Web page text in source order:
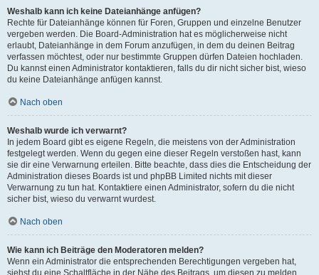
Weshalb kann ich keine Dateianhänge anfügen?
Rechte für Dateianhänge können für Foren, Gruppen und einzelne Benutzer
vergeben werden. Die Board-Administration hat es möglicherweise nicht
erlaubt, Dateianhänge in dem Forum anzufügen, in dem du deinen Beitrag
verfassen möchtest, oder nur bestimmte Gruppen dürfen Dateien hochladen.
Du kannst einen Administrator kontaktieren, falls du dir nicht sicher bist, wieso
du keine Dateianhänge anfügen kannst.
Nach oben
Weshalb wurde ich verwarnt?
In jedem Board gibt es eigene Regeln, die meistens von der Administration
festgelegt werden. Wenn du gegen eine dieser Regeln verstoßen hast, kann
sie dir eine Verwarnung erteilen. Bitte beachte, dass dies die Entscheidung der
Administration dieses Boards ist und phpBB Limited nichts mit dieser
Verwarnung zu tun hat. Kontaktiere einen Administrator, sofern du die nicht
sicher bist, wieso du verwarnt wurdest.
Nach oben
Wie kann ich Beiträge den Moderatoren melden?
Wenn ein Administrator die entsprechenden Berechtigungen vergeben hat,
siehst du eine Schaltfläche in der Nähe des Beitrags, um diesen zu melden.